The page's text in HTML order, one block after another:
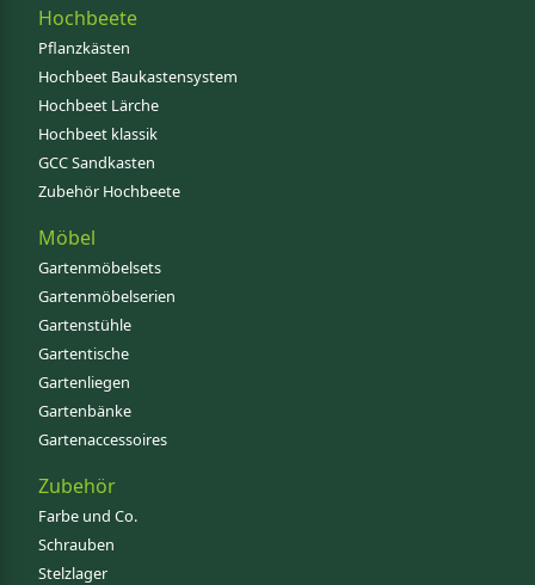
Hochbeete
Pflanzkästen
Hochbeet Baukastensystem
Hochbeet Lärche
Hochbeet klassik
GCC Sandkasten
Zubehör Hochbeete
Möbel
Gartenmöbelsets
Gartenmöbelserien
Gartenstühle
Gartentische
Gartenliegen
Gartenbänke
Gartenaccessoires
Zubehör
Farbe und Co.
Schrauben
Stelzlager